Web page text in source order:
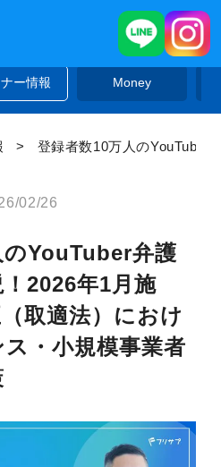
ー情報 Money
登録者数10万人のYouTuber
02/26
YouTuber弁護
2026年1月施
取適法）におけ
・小規模事業者